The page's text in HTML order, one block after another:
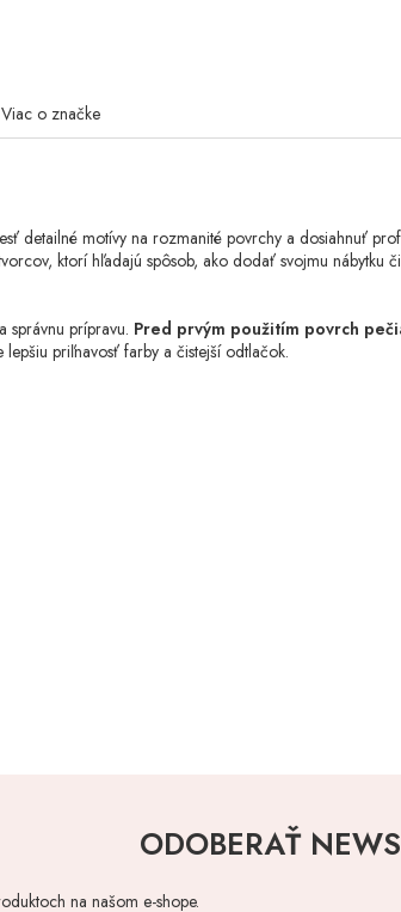
Viac o značke
detailné motívy na rozmanité povrchy a dosiahnuť
ktorí hľadajú spôsob, ako dodať svojmu nábytku
správnu prípravu. Pred prvým použitím povrch
priľnavosť farby a čistejší odtlačok.
ODOBERAŤ
na našom e-shope.